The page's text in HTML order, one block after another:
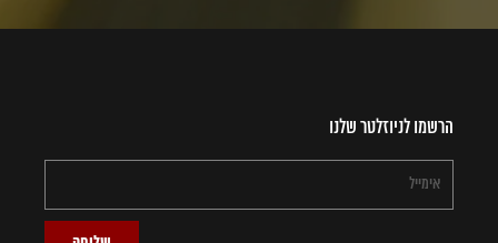
הרשמו לניוזלטר שלנו